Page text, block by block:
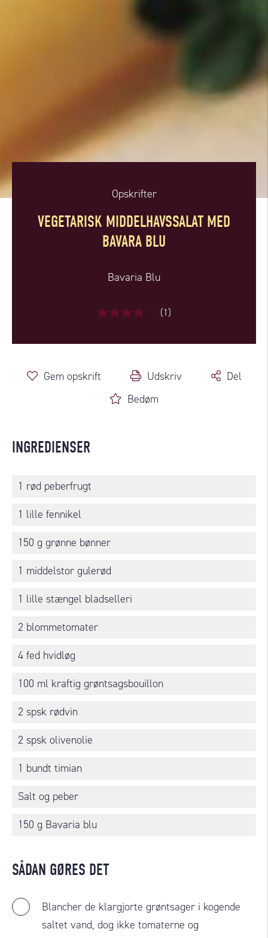
Opskrifter
VEGETARISK MIDDELHAVSSALAT MED
BAVARA BLU
Bavaria Blu
(1)
Gem opskrift Udskriv
Del
Bedøm
INGREDIENSER
1 rød peberfrugt
1 lille fennikel
150 g grønne bønner
1 middelstor gulerød
1 lille stængel bladselleri
2 blommetomater
4 fed hvidløg
100 ml kraftig grøntsagsbouillon
2 spsk rødvin
2 spsk olivenolie
1 bundt timian
Salt og peber
150 g Bavaria blu
SÅDAN GØRES DET
Blancher de klargjorte grøntsager i kogende
saltet vand, dog ikke tomaterne og